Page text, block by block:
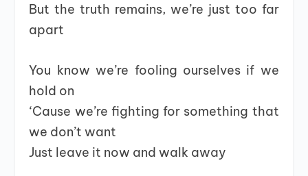
But the truth remains, we’re just too far
apart
You know we’re fooling ourselves if we
hold on
‘Cause we’re fighting for something that
we don’t want
Just leave it now and walk away